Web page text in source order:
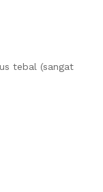
tebal (sangat